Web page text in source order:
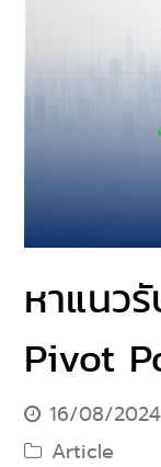
หาแนว
Pivot
16/08/2024
Article